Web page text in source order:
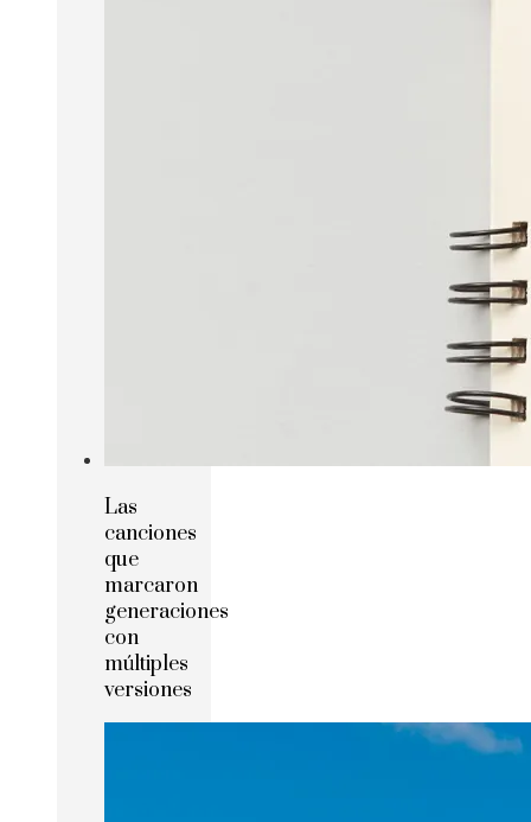
Las
canciones
que
marcaron
generaciones
con
múltiples
versiones